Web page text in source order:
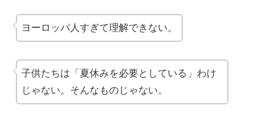
ヨーロッパ人すぎて理解できない。
子供たちは「夏休みを必要としている」わけ
じゃない。そんなものじゃない。